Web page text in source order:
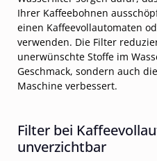
Ihrer Kaffeebohnen
einen Kaffeevollautomaten
verwenden. Die Filter
unerwünschte Stoffe im
Geschmack, sondern auch
Maschine verbessert.
Filter bei
unverzichtbar